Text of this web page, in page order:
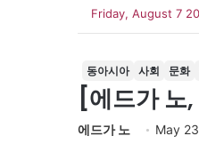
Friday, August 7
동아시아 사회 문화
[에드가 노
에드가 노 May